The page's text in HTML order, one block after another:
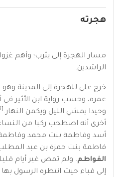
هجرته
مسار الهجرة إلى يثرب؛ وأهم
الراشدين.
خرج علي للهجرة إلى المدينة وهو
عمره، وحسب رواية ابن الأثيرفي
وحيدا يمشي الليل ويكمن النهار.
أخرى أنه اصطحب ركبا من
أسد وفاطمة بنت محمد وفاطمة
فاطمة بنت حمزة بن عبد
الفواطم. ولم تمض غير أيام
إلى قباء حيث انتظره الرسول